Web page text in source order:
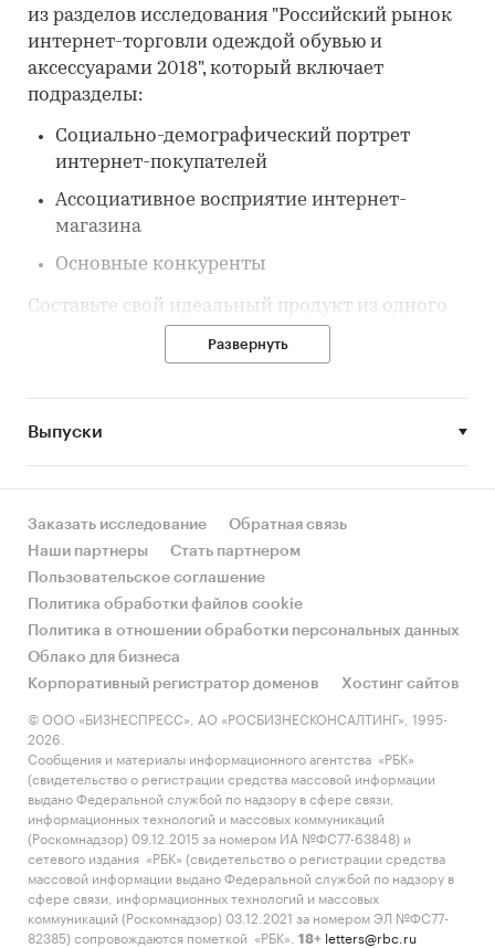
из разделов исследования "Российский рынок
интернет-торговли одеждой обувью и
аксессуарами 2018", который включает
подразделы:
Социально-демографический портрет
интернет-покупателей
Ассоциативное восприятие интернет-
магазина
Основные конкуренты
Составьте свой идеальный продукт из одного
или нескольких разделов.
Интернет-торговля
Fashion
Развернуть
Выпуски
Заказать исследование
Обратная связь
Наши партнеры
Стать партнером
Пользовательское соглашение
Политика обработки файлов cookie
Политика в отношении обработки персональных данных
Облако для бизнеса
Корпоративный регистратор доменов
Хостинг сайтов
© ООО «БИЗНЕСПРЕСС», АО «РОСБИЗНЕСКОНСАЛТИНГ», 1995-
2026.
Сообщения и материалы информационного агентства «РБК»
(свидетельство о регистрации средства массовой информации
выдано Федеральной службой по надзору в сфере связи,
информационных технологий и массовых коммуникаций
(Роскомнадзор) 09.12.2015 за номером ИА №ФС77-63848) и
сетевого издания «РБК» (свидетельство о регистрации средства
массовой информации выдано Федеральной службой по надзору в
сфере связи, информационных технологий и массовых
коммуникаций (Роскомнадзор) 03.12.2021 за номером ЭЛ №ФС77-
82385) сопровождаются пометкой «РБК».
18+ letters@rbc.ru